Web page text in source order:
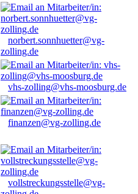
norbert.sonnhuetter@vg-
zolling.de
vhs-zolling@vhs-moosburg.de
finanzen@vg-zolling.de
vollstreckungsstelle@vg-